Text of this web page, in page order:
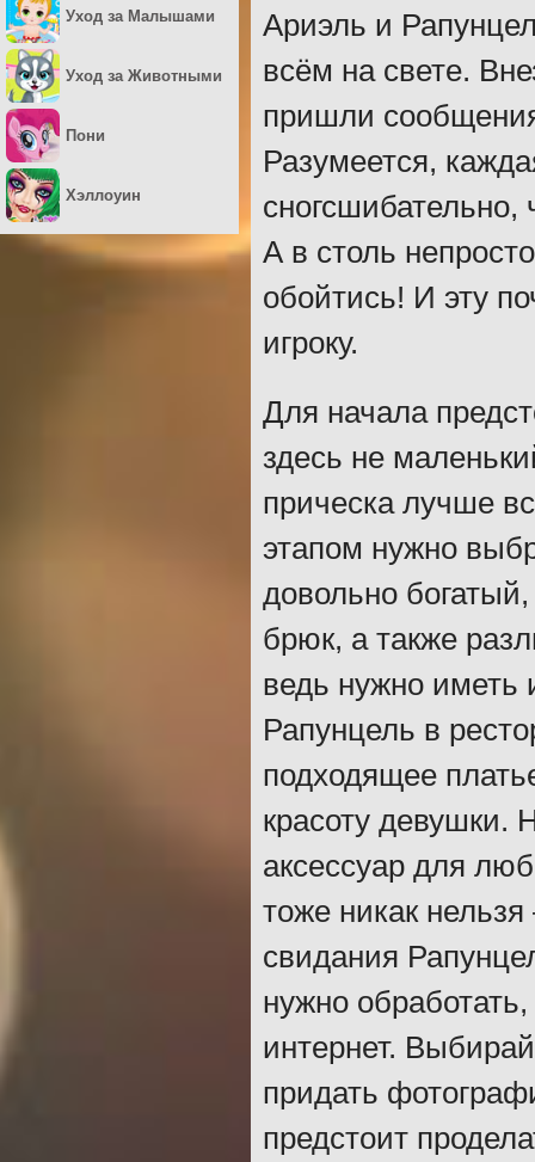
Ариэль и
всём на свете.
пришли
Разумеется,
сногсшибательно,
А в столь
обойтись! И эту
игроку.
Для начала
здесь не
прическа лучше
этапом нужно
довольно
брюк, а также
ведь нужно иметь
Рапунцель в
подходящее
красоту девушки.
аксессуар для
тоже никак
свидания
нужно
интернет.
придать
предстоит
Уход за Малышами
Уход за Животными
Пони
Хэллоуин